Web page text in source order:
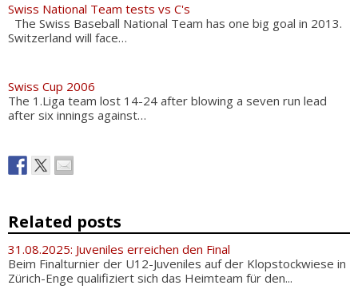
Swiss National Team tests vs C's
The Swiss Baseball National Team has one big goal in 2013.
Switzerland will face…
Swiss Cup 2006
The 1.Liga team lost 14-24 after blowing a seven run lead
after six innings against…
Related posts
31.08.2025: Juveniles erreichen den Final
Beim Finalturnier der U12-Juveniles auf der Klopstockwiese in
Zürich-Enge qualifiziert sich das Heimteam für den...